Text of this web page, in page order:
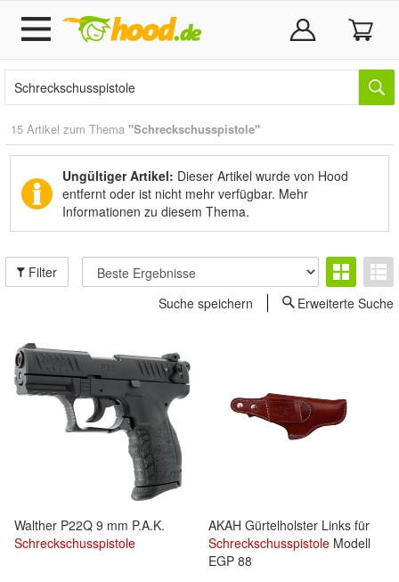
15 Artikel zum Thema "Schreckschusspistole"
Ungültiger Artikel: Dieser Artikel wurde von Hood
entfernt oder ist nicht mehr verfügbar. Mehr
Informationen zu diesem Thema.
Filter
Suche speichern
Erweiterte Suche
Walther P22Q 9 mm P.A.K.
Schreckschusspistole
AKAH Gürtelholster Links für
Schreckschusspistole Modell
EGP 88